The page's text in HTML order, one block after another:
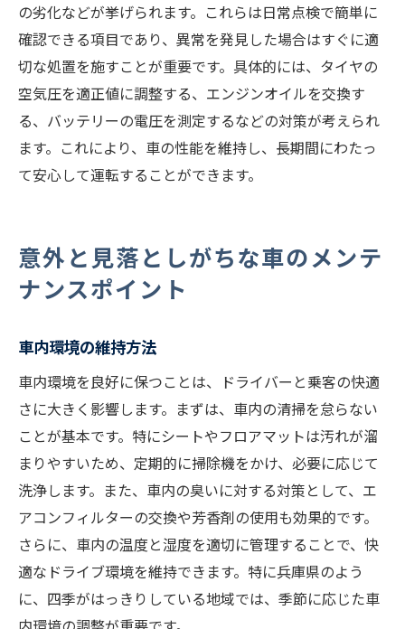
の劣化などが挙げられます。これらは日常点検で簡単に
確認できる項目であり、異常を発見した場合はすぐに適
切な処置を施すことが重要です。具体的には、タイヤの
空気圧を適正値に調整する、エンジンオイルを交換す
る、バッテリーの電圧を測定するなどの対策が考えられ
ます。これにより、車の性能を維持し、長期間にわたっ
て安心して運転することができます。
意外と見落としがちな車のメンテ
ナンスポイント
車内環境の維持方法
車内環境を良好に保つことは、ドライバーと乗客の快適
さに大きく影響します。まずは、車内の清掃を怠らない
ことが基本です。特にシートやフロアマットは汚れが溜
まりやすいため、定期的に掃除機をかけ、必要に応じて
洗浄します。また、車内の臭いに対する対策として、エ
アコンフィルターの交換や芳香剤の使用も効果的です。
さらに、車内の温度と湿度を適切に管理することで、快
適なドライブ環境を維持できます。特に兵庫県のよう
に、四季がはっきりしている地域では、季節に応じた車